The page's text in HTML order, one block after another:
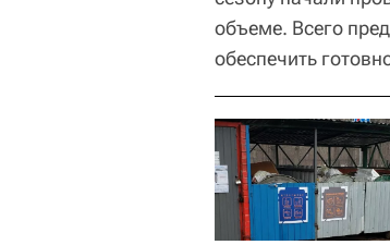
объеме. Всего
обеспечить